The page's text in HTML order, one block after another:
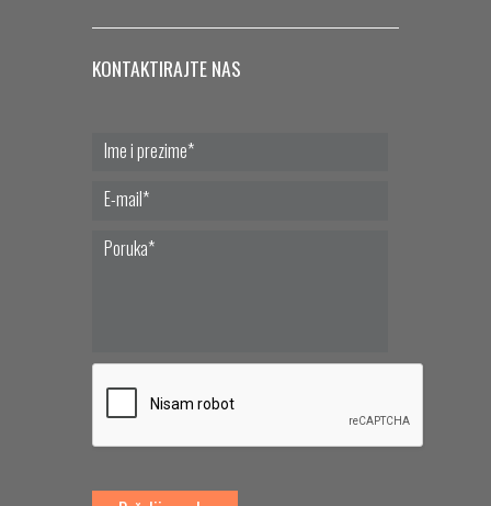
KONTAKTIRAJTE NAS